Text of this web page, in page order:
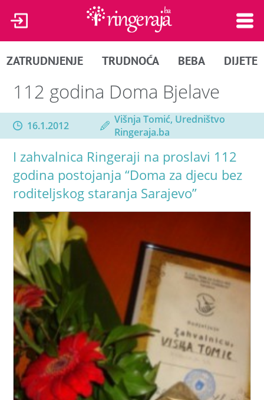
ZATRUDNJENJE TRUDNOĆA BEBA DIJETE
112 godina Doma Bjelave
16.1.2012
Višnja Tomić, Uredništvo
Ringeraja.ba
I zahvalnica Ringeraji na proslavi 112
godina postojanja “Doma za djecu bez
roditeljskog staranja Sarajevo”